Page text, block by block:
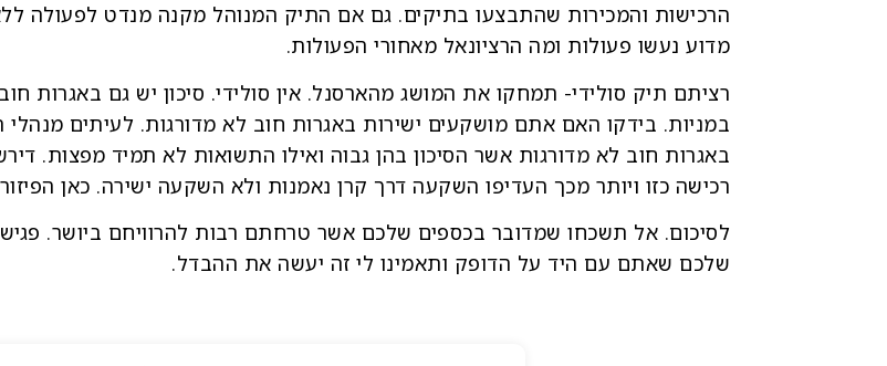
הרכישות והמכירות שהתבצעו בתיקים. גם אם התיק המנוהל מקנה מנדט לפעולה
מדוע נעשו פעולות ומה הרציונאל מאחורי הפעולות.
רציתם תיק סולידי- תמחקו את המושג מהארסנל. אין סולידי. סיכון יש גם באגרות
במניות. בידקו האם אתם מושקעים ישירות באגרות חוב לא מדורגות. לעיתים
באגרות חוב לא מדורגות אשר הסיכון בהן גבוה ואילו התשואות לא תמיד מפצות.
רכישה כזו ויותר מכך העדיפו השקעה דרך קרן נאמנות ולא השקעה ישירה. כאן הפיזור
לסיכום. אל תשכחו שמדובר בכספים שלכם אשר טרחתם רבות להרוויחם ביושר.
שלכם שאתם עם היד על הדופק ותאמינו לי זה יעשה את ההבדל.